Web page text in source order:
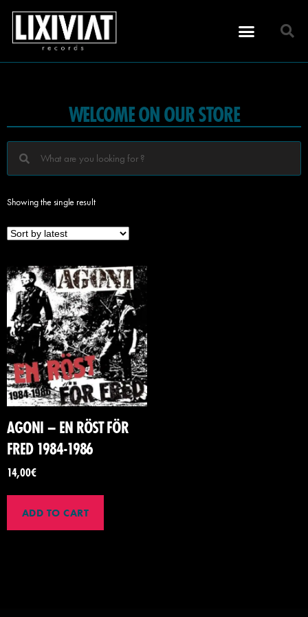
WELCOME ON OUR STORE
Showing the single result
AGONI – EN RÖST FÖR
FRED 1984-1986
14,00€
ADD TO CART